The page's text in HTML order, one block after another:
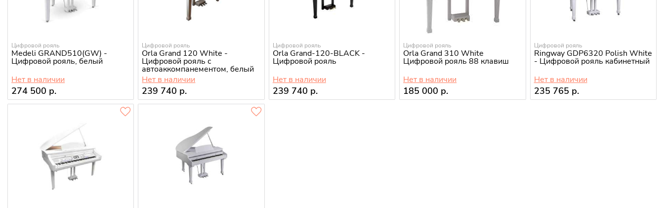
Цифровой рояль
Medeli GRAND510(GW) -
Цифровой рояль, белый
Нет в наличии
274 500 р.
Цифровой рояль
Orla Grand 120 White -
Цифровой рояль с
автоаккомпанементом, белый
Нет в наличии
239 740 р.
Цифровой рояль
Orla Grand-120-BLACK -
Цифровой рояль
Нет в наличии
239 740 р.
Цифровой рояль
Orla Grand 310 White
Цифровой рояль 88 клавиш
Нет в наличии
185 000 р.
Цифровой рояль
Ringway GDP6320 Polish White
- Цифровой рояль кабинетный
Нет в наличии
235 765 р.